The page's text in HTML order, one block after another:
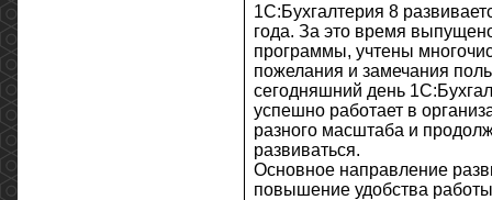
1С:Бухгалтерия 8
года. За это время
программы, учтены
пожелания и замечания
сегодняшний день
успешно работает в
разного масштаба и
развиваться.
Основное направление
повышение удобства работы